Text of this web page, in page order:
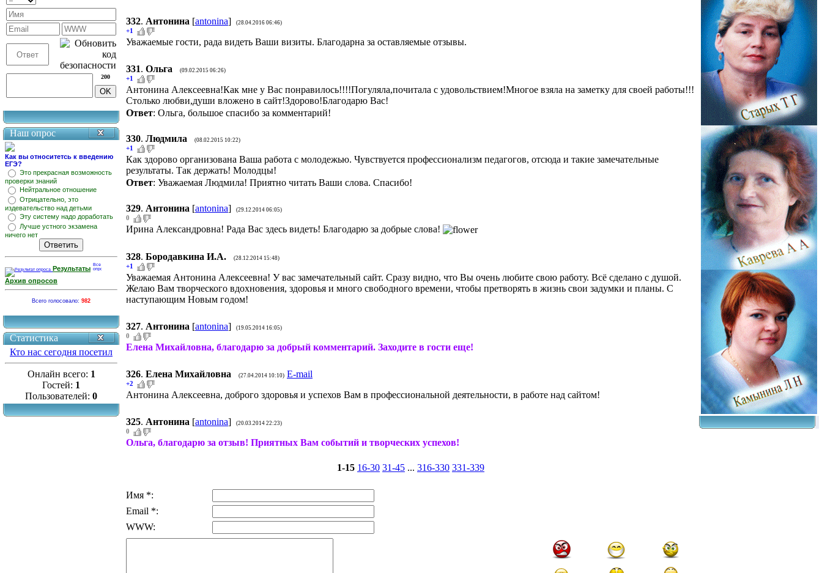
200
Наш опрос
Как вы относитетсь к введению
ЕГЭ?
Это прекрасная возможность
проверки знаний
Нейтральное отношение
Отрицательно, это
издевательство над детьми
Эту систему надо доработать
Лучше устного экзамена
ничего нет
Результаты
Архив опросов
Всего голосовало: 982
Статистика
Кто нас сегодня посетил
Онлайн всего: 1
Гостей: 1
Пользователей: 0
332. Антонина [antonina] (28.04.2016 06:46)
+1
Уважаемые гости, рада видеть Ваши визиты. Благодарна за оставляемые отзывы.
331. Ольга (09.02.2015 06:26)
+1
Антонина Алексеевна!Как мне у Вас понравилось!!!!Погуляла,почитала с удовольствием!Многое взяла на заметку для своей работы!!!
Столько любви,души вложено в сайт!Здорово!Благодарю Вас!
Ответ: Ольга, большое спасибо за комментарий!
330. Людмила (08.02.2015 10:22)
+1
Как здорово организована Ваша работа с молодежью. Чувствуется профессионализм педагогов, отсюда и такие замечательные
результаты. Так держать! Молодцы!
Ответ: Уважаемая Людмила! Приятно читать Ваши слова. Спасибо!
329. Антонина [antonina] (29.12.2014 06:05)
0
Ирина Александровна! Рада Вас здесь видеть! Благодарю за добрые слова!
328. Бородавкина И.А. (28.12.2014 15:48)
+1
Уважаемая Антонина Алексеевна! У вас замечательный сайт. Сразу видно, что Вы очень любите свою работу. Всё сделано с душой.
Желаю Вам творческого вдохновения, здоровья и много свободного времени, чтобы претворять в жизнь свои задумки и планы. С
наступающим Новым годом!
327. Антонина [antonina] (19.05.2014 16:05)
0
Елена Михайловна, благодарю за добрый комментарий. Заходите в гости еще!
326. Елена Михайловна (27.04.2014 10:10) E-mail
+2
Антонина Алексеевна, доброго здоровья и успехов Вам в профессиональной деятельности, в работе над сайтом!
325. Антонина [antonina] (20.03.2014 22:23)
0
Ольга, благодарю за отзыв! Приятных Вам событий и творческих успехов!
1-15 16-30 31-45 ... 316-330 331-339
Имя *:
Email *:
WWW: